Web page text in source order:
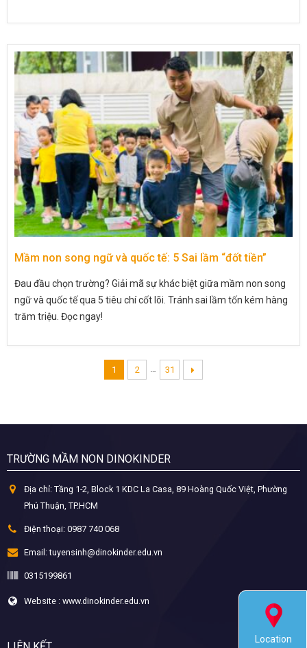
Mầm non song ngữ và quốc tế: 5 Sai lầm “đốt tiền”
Đau đầu chọn trường? Giải mã sự khác biệt giữa mầm non song
ngữ và quốc tế qua 5 tiêu chí cốt lõi. Tránh sai lầm tốn kém hàng
trăm triệu. Đọc ngay!
1 2 … 31
TRƯỜNG MẦM NON DINOKINDER
Địa chỉ: Tầng 1-2, Block 1 KDC La Casa, 89 Hoàng Quốc Việt, Phường
Phú Thuận, TP.HCM
Điện thoại: 0987 740 068
Email: tuyensinh@dinokinder.edu.vn
0315199861
Website : www.dinokinder.edu.vn
Location